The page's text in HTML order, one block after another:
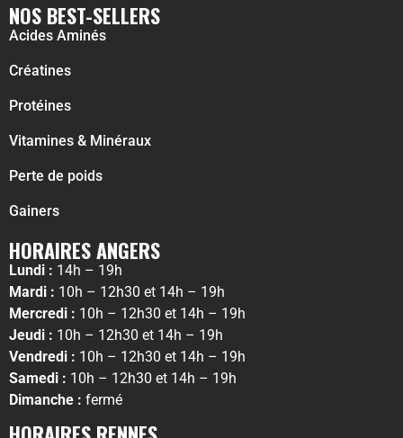
NOS BEST-SELLERS
Acides Aminés
Créatines
Protéines
Vitamines & Minéraux
Perte de poids
Gainers
HORAIRES ANGERS
Lundi : 14h – 19h
Mardi : 10h – 12h30 et 14h – 19h
Mercredi : 10h – 12h30 et 14h – 19h
Jeudi : 10h – 12h30 et 14h – 19h
Vendredi : 10h – 12h30 et 14h – 19h
Samedi : 10h – 12h30 et 14h – 19h
Dimanche : fermé